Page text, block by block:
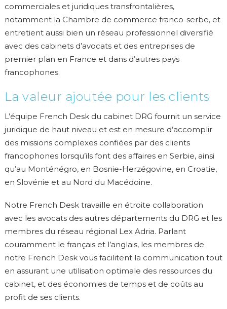
commerciales et juridiques transfrontalières,
notamment la Chambre de commerce franco-serbe, et
entretient aussi bien un réseau professionnel diversifié
avec des cabinets d’avocats et des entreprises de
premier plan en France et dans d’autres pays
francophones.
La valeur ajoutée pour les clients
L’équipe French Desk du cabinet DRG fournit un service
juridique de haut niveau et est en mesure d’accomplir
des missions complexes confiées par des clients
francophones lorsqu’ils font des affaires en Serbie, ainsi
qu’au Monténégro, en Bosnie-Herzégovine, en Croatie,
en Slovénie et au Nord du Macédoine.
Notre French Desk travaille en étroite collaboration
avec les avocats des autres départements du DRG et les
membres du réseau régional Lex Adria. Parlant
couramment le français et l’anglais, les membres de
notre French Desk vous facilitent la communication tout
en assurant une utilisation optimale des ressources du
cabinet, et des économies de temps et de coûts au
profit de ses clients.